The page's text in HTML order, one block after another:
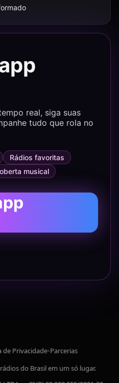
real, siga suas
tudo que rola no
Rádios favoritas
musical
de Privacidade•Parcerias
do Brasil em um só lugar.